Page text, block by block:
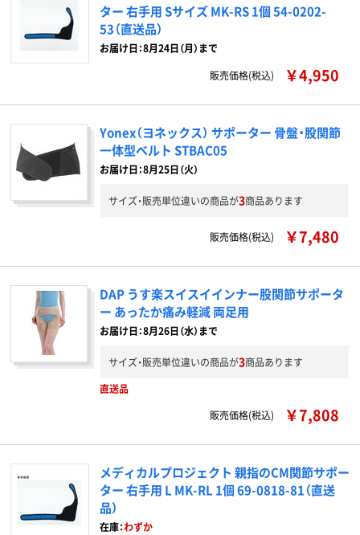
ター 右手用 Sサイズ MK-RS 1個 54-0202-
53（直送品）
お届け日：8月24日（月）まで
販売価格(税込)
￥4,950
Yonex（ヨネックス） サポーター 骨盤・股関節
一体型ベルト STBAC05
お届け日：8月25日（火）
サイズ・販売単位違いの商品が3商品あります
販売価格(税込) ￥7,480
DAP うす楽スイスイインナー股関節サポータ
ー あったか痛み軽減 両足用
お届け日：8月26日（水）まで
サイズ・販売単位違いの商品が3商品あります
直送品
販売価格(税込)
￥7,808
メディカルプロジェクト 親指のCM関節サポー
ター 右手用 L MK-RL 1個 69-0818-81（直送
品）
在庫：わずか